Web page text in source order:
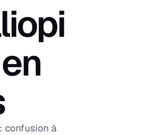
confusion à